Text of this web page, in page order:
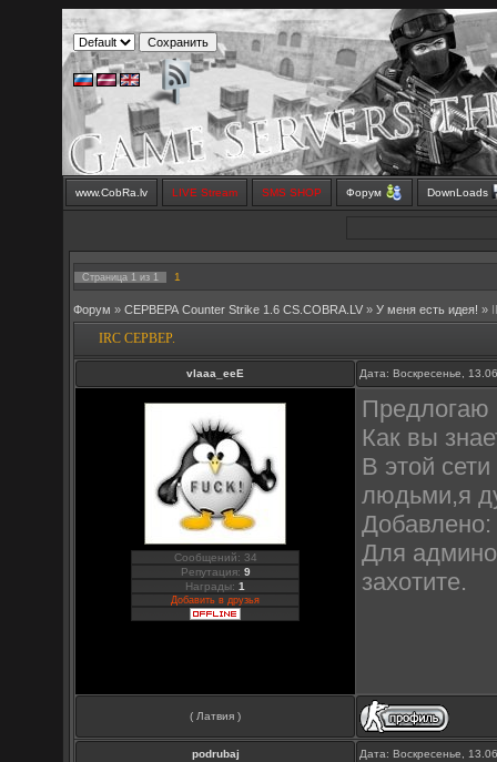
www.CobRa.lv LIVE Stream SMS SHOP Форум DownLoads
Страница 1 из 1 1
Форум » СЕРВЕРА Counter Strike 1.6 CS.COBRA.LV » У меня есть идея! »
IRC СЕРВЕР.
vlaaa_eeE Дата: Воскресенье,
Сообщений: 34
Репутация: 9
Награды:1
Добавить в друзья
Предлогаю
Как вы
В этой
людьми,я
Добавлено:
Для
захотите.
( Латвия )
podrubaj Дата: Воскресенье,